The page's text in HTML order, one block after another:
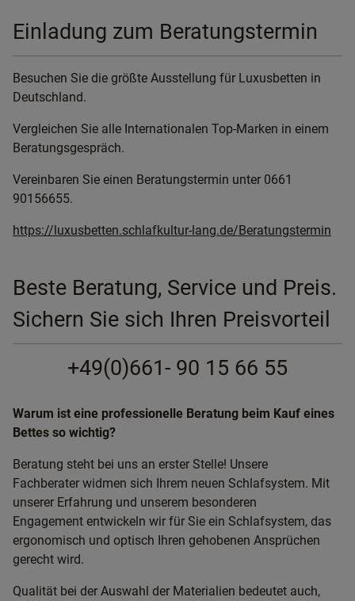
Einladung zum Beratungstermin
Besuchen Sie die größte Ausstellung für Luxusbetten in
Deutschland.
Vergleichen Sie alle Internationalen Top-Marken in einem
Beratungsgespräch.
Vereinbaren Sie einen Beratungstermin unter 0661
90156655.
https://luxusbetten.schlafkultur-lang.de/Beratungstermin
Beste Beratung, Service und Preis.
Sichern Sie sich Ihren Preisvorteil
+49(0)661- 90 15 66 55
Warum ist eine professionelle Beratung beim Kauf eines
Bettes so wichtig?
Beratung steht bei uns an erster Stelle! Unsere
Fachberater widmen sich Ihrem neuen Schlafsystem. Mit
unserer Erfahrung und unserem besonderen
Engagement entwickeln wir für Sie ein Schlafsystem, das
ergonomisch und optisch Ihren gehobenen Ansprüchen
gerecht wird.
Qualität bei der Auswahl der Materialien bedeutet auch,